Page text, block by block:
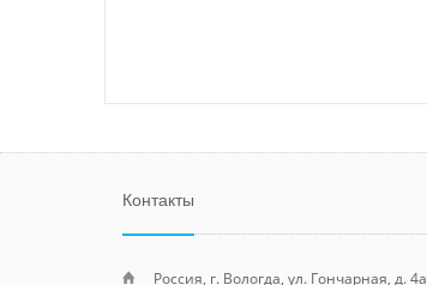
Контакты
Россия, г. Вологда, ул. Гончарная, д. 4а